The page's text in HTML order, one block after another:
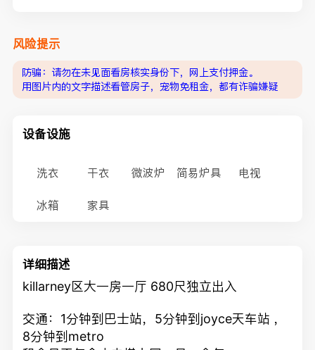
风险提示
防骗：请勿在未见面看房核实身份下，网上支付押金。
用图片内的文字描述看管房子，宠物免租金，都有诈骗嫌疑
设备设施
洗衣 干衣 微波炉 简易炉具 电视
冰箱 家具
详细描述
killarney区大一房一厅 680尺独立出入
交通：1分钟到巴士站，5分钟到joyce天车站 ，
8分钟到metro